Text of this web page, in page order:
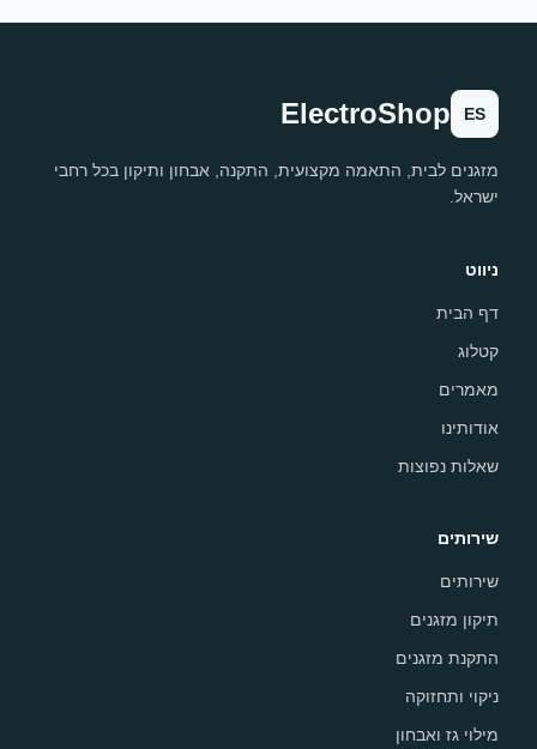
ES
ElectroShop
מזגנים לבית, התאמה מקצועית, התקנה, אבחון ותיקון בכל רחבי
ישראל.
ניווט
דף הבית
קטלוג
מאמרים
אודותינו
שאלות נפוצות
שירותים
שירותים
תיקון מזגנים
התקנת מזגנים
ניקוי ותחזוקה
מילוי גז ואבחון